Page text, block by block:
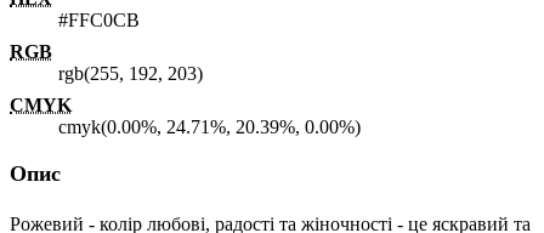
#FFC0CB
RGB
rgb(255, 192, 203)
CMYK
cmyk(0.00%, 24.71%, 20.39%, 0.00%)
Опис
Рожевий - колір любові, радості та жіночності - це яскравий та